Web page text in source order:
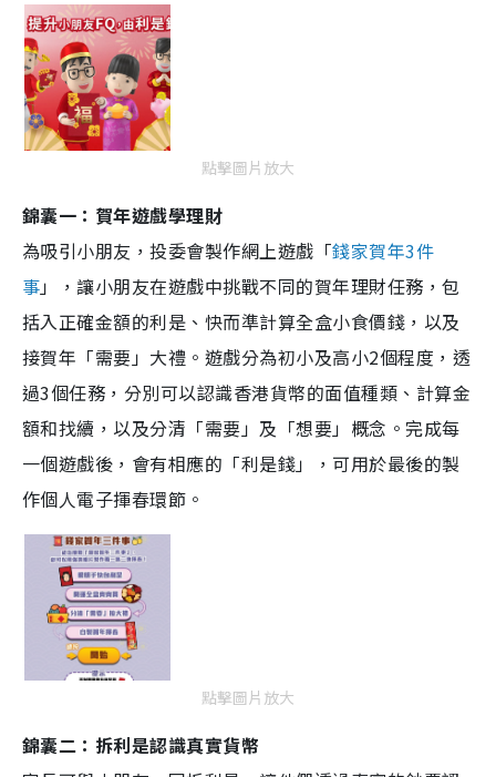
點擊圖片放大
錦囊一：賀年遊戲學理財
為吸引小朋友，投委會製作網上遊戲「錢家賀年3件
事」，讓小朋友在遊戲中挑戰不同的賀年理財任務，包
括入正確金額的利是、快而準計算全盒小食價錢，以及
接賀年「需要」大禮。遊戲分為初小及高小2個程度，透
過3個任務，分別可以認識香港貨幣的面值種類、計算金
額和找續，以及分清「需要」及「想要」概念。完成每
一個遊戲後，會有相應的「利是錢」，可用於最後的製
作個人電子揮春環節。
點擊圖片放大
錦囊二：拆利是認識真實貨幣